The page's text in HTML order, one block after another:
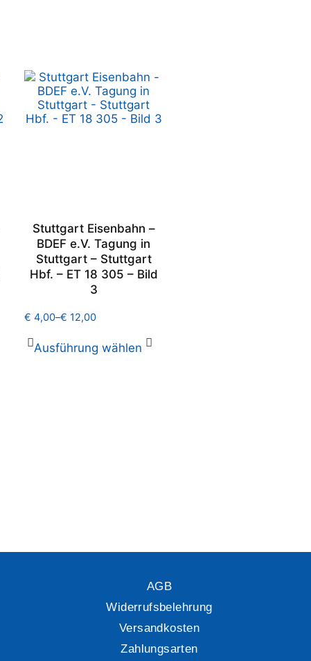
Stuttgart Eisenbahn –
BDEF e.V. Tagung in
Stuttgart – Stuttgart
Hbf. – ET 18 305 – Bild
3
€ 4,00–€ 12,00
Ausführung wählen
AGB
Widerrufsbelehrung
Versandkosten
Zahlungsarten